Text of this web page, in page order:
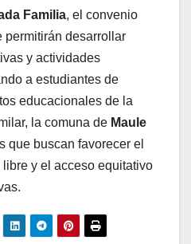
Familia, el convenio
permitirán desarrollar
y actividades
a estudiantes de
educacionales de la
la comuna de Maule
que buscan favorecer el
y el acceso equitativo